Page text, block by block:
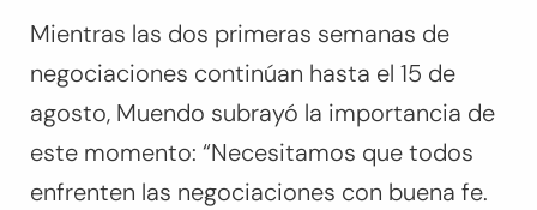
Mientras las dos primeras semanas de
negociaciones continúan hasta el 15 de
agosto, Muendo subrayó la importancia de
este momento: “Necesitamos que todos
enfrenten las negociaciones con buena fe.